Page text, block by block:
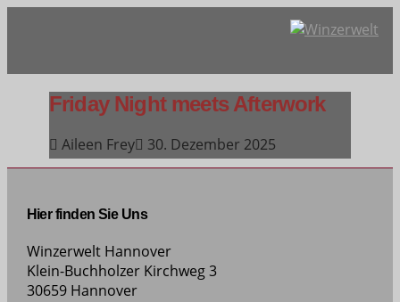
Friday Night meets Afterwork
Aileen Frey 30. Dezember 2025
Hier finden Sie Uns
Winzerwelt Hannover
Klein-Buchholzer Kirchweg 3
30659 Hannover